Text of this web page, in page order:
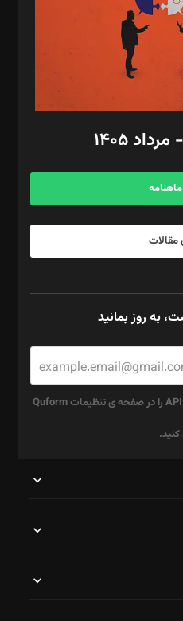
لطفی زاده
ثابت
ماهنامه
مقالات
به روز بمانید
برای استفاده از ریکپچا بایستی کلید API را در صفحه ی تنظیمات Quform
کنید.